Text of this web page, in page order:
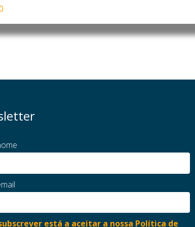
está a aceitar a nossa Política de